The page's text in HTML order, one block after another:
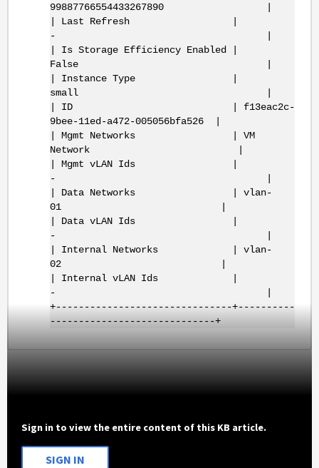
99887766554433267890 |
| Last Refresh |
- |
| Is Storage Efficiency Enabled |
False |
| Instance Type |
small |
| ID | f13eac2c-
9bee-11ed-a472-005056bfa526 |
| Mgmt Networks | VM
Network |
| Mgmt vLAN Ids |
- |
| Data Networks | vlan-
01 |
| Data vLAN Ids |
- |
| Internal Networks | vlan-
02 |
| Internal vLAN Ids |
- |
+-------------------------------+----------
-----------------------------+
Sign in to view the entire content of this KB article.
SIGN IN